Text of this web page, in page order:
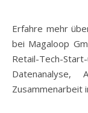
Erfahre mehr über meine Zeit als Ad Operations Manager
bei Magaloop
Retail-Tech-
Datenanalyse,
Zusammenarbeit